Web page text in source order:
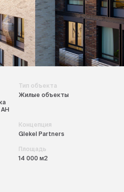
АН
Тип объекта
Жилые объекты
Концепция
Glekel Partners
Площадь
14 000 м2